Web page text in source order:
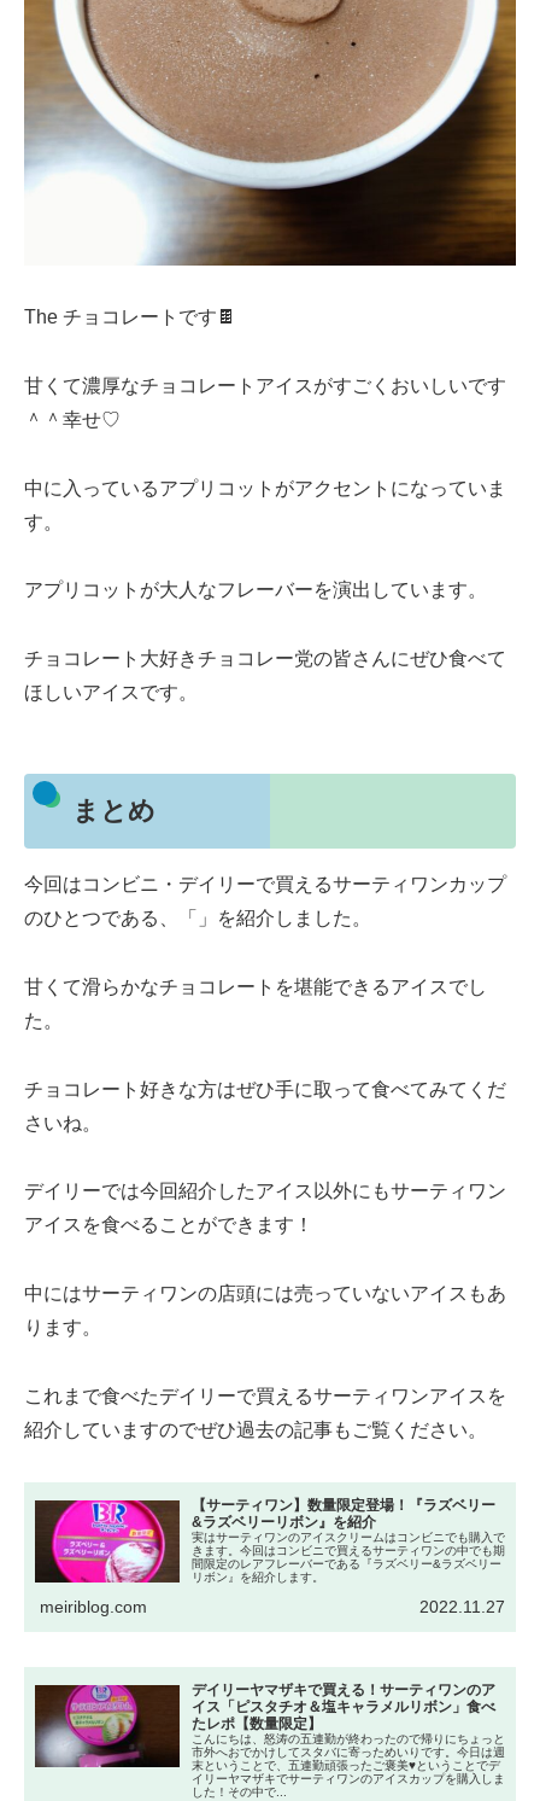
The チョコレートです🍫
甘くて濃厚なチョコレートアイスがすごくおいしいです
＾＾幸せ♡
中に入っているアプリコットがアクセントになっていま
す。
アプリコットが大人なフレーバーを演出しています。
チョコレート大好きチョコレー党の皆さんにぜひ食べて
ほしいアイスです。
まとめ
今回はコンビニ・デイリーで買えるサーティワンカップ
のひとつである、「」を紹介しました。
甘くて滑らかなチョコレートを堪能できるアイスでし
た。
チョコレート好きな方はぜひ手に取って食べてみてくだ
さいね。
デイリーでは今回紹介したアイス以外にもサーティワン
アイスを食べることができます！
中にはサーティワンの店頭には売っていないアイスもあ
ります。
これまで食べたデイリーで買えるサーティワンアイスを
紹介していますのでぜひ過去の記事もご覧ください。
【サーティワン】数量限定登場！『ラズベリー
&ラズベリーリボン』を紹介
実はサーティワンのアイスクリームはコンビニでも購入で
きます。今回はコンビニで買えるサーティワンの中でも期
間限定のレアフレーバーである『ラズベリー&ラズベリー
リボン』を紹介します。
meiriblog.com 2022.11.27
デイリーヤマザキで買える！サーティワンのア
イス「ピスタチオ＆塩キャラメルリボン」食べ
たレポ【数量限定】
こんにちは、怒涛の五連勤が終わったので帰りにちょっと
市外へおでかけしてスタバに寄っためいりです。今日は週
末ということで、五連勤頑張ったご褒美♥ということでデ
イリーヤマザキでサーティワンのアイスカップを購入しま
した！その中で...